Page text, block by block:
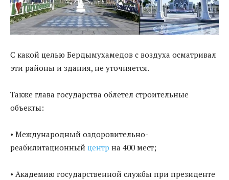
С какой целью Бердымухамедов с воздуха осматривал
эти районы и здания, не уточняется.
Также глава государства облетел строительные
объекты:
• Международный оздоровительно-
реабилитационный центр на 400 мест;
• Академию государственной службы при президенте